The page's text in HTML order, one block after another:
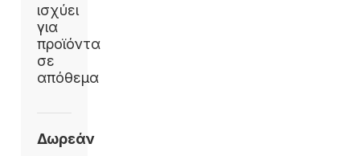
ισχύει
για
προϊόντα
σε
απόθεμα
Δωρεάν